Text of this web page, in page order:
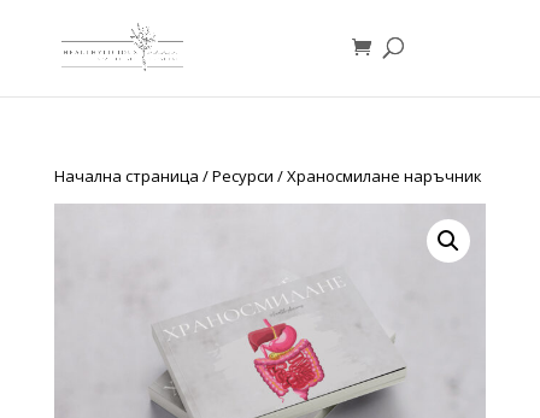
Начална страница /Ресурси / Храносмилане наръчник